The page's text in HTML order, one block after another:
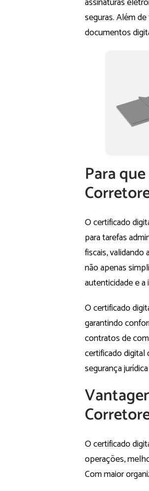
seguras. Além
documentos
Para
O certificado
para tarefas
fiscais,
não apenas
autenticidade e
O certificado
garantindo
contratos de
certificado
segurança
O certificado
operações,
Com maior